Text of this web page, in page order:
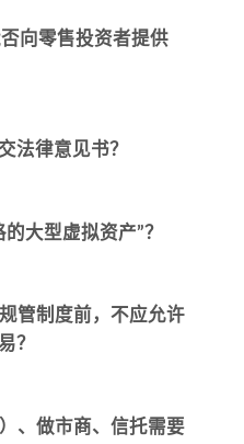
向零售投资者提供
法律意见书？
大型虚拟资产”？
管制度前，不应允许
？
、做市商、信托需要